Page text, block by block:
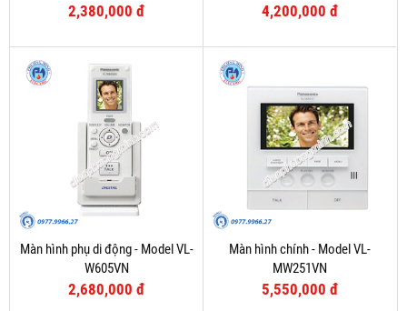
2,380,000 đ 4,200,000 đ
Màn hình phụ di động - Model VL-
W605VN
2,680,000 đ
Màn hình chính - Model VL-
MW251VN
5,550,000 đ